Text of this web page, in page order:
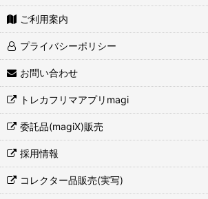
ご利用案内
プライバシーポリシー
お問い合わせ
トレカフリマアプリmagi
委託品(magiX)販売
採用情報
コレクター品販売(実写)